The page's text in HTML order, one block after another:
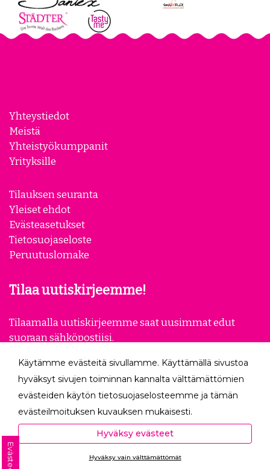
Yhteystiedot
Meistä
Yhteistyökumppanit
Yrityksille
Tilauksen seuranta
Yleiset ehdot
Evästeasetukset
Tietosuojaseloste
Peruutuslomake
Tilaa uutiskirjeemme!
Tilaamalla uutiskirjeemme saat uusimmat edut
suoraan sähköpostiisi.
Seuraa meitä
Käytämme evästeitä sivullamme. Käyttämällä sivustoa
hyväksyt sivujen toiminnan kannalta välttämättömien
evästeiden käytön tietosuojaselosteemme ja tämän
evästeilmoituksen kuvauksen mukaisesti.
Hyväksyessäsi analytiikka- ja markkinointievästeet
autat meitä mittaamaan ja analysoimaan
verkkosivumme toimintaa ja käyttöä (Analytiikka ja
Hyväksy evästeet
Hyväksy vain välttämättömät
Evästeet